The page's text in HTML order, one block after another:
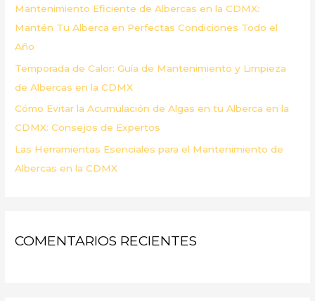
:Mantenimiento Eficiente de Albercas en la CDMX:
Mantén Tu Alberca en Perfectas Condiciones Todo el
Año
Temporada de Calor: Guía de Mantenimiento y Limpieza
de Albercas en la CDMX
Cómo Evitar la Acumulación de Algas en tu Alberca en la
CDMX: Consejos de Expertos
Las Herramientas Esenciales para el Mantenimiento de
Albercas en la CDMX
COMENTARIOS RECIENTES